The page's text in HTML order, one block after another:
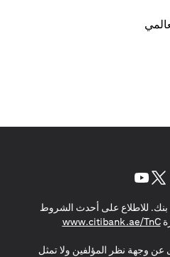
للاطلاع على أحدث الشروط
www.citibank.ae/TnC
(opens in a new tab)
عن وجهة نظر المؤلفين ولا تمثل